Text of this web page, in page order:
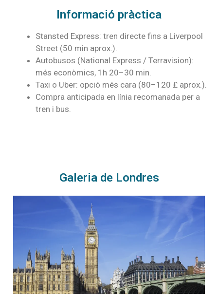
Informació pràctica
Stansted Express: tren directe fins a Liverpool
Street (50 min aprox.).
Autobusos (National Express / Terravision):
més econòmics, 1h 20–30 min.
Taxi o Uber: opció més cara (80–120 £ aprox.).
Compra anticipada en línia recomanada per a
tren i bus.
Galeria de Londres